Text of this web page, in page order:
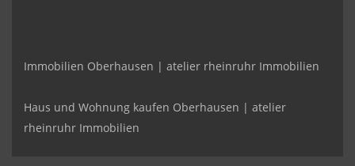
Immobilien Oberhausen | atelier rheinruhr Immobilien
Haus und Wohnung kaufen Oberhausen | atelier
rheinruhr Immobilien